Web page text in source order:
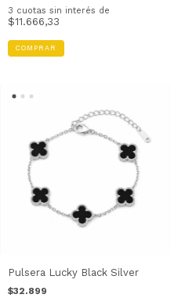
3 cuotas sin interés de
$11.666,33
COMPRAR
Pulsera Lucky Black Silver
$32.899